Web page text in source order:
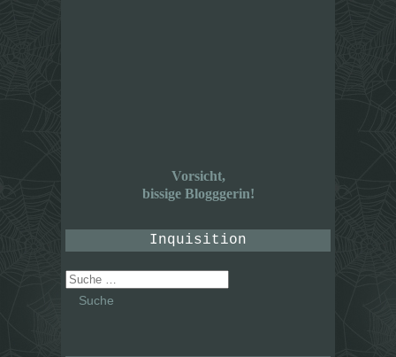
Vorsicht,
bissige Blogggerin!
Inquisition
Suche
nach: